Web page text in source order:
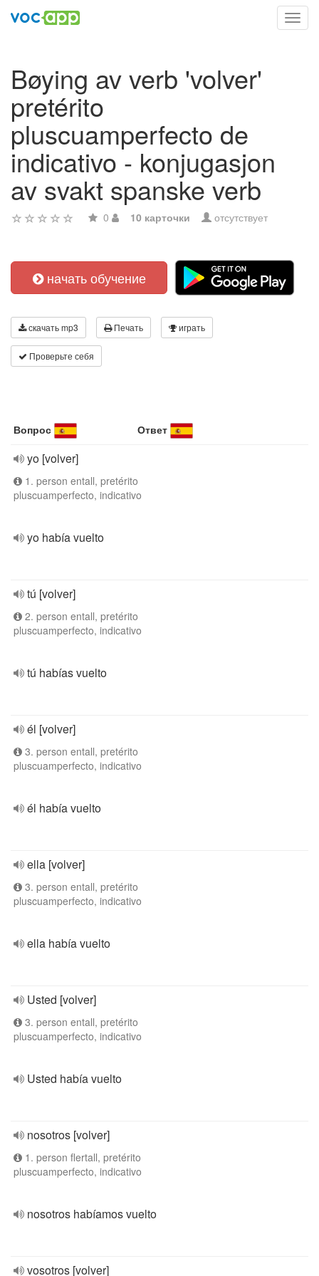
Bøying av verb 'volver'
pretérito
pluscuamperfecto de
indicativo - konjugasjon
av svakt spanske verb
0 10 карточки отсутствует
начать обучение
скачать mp3 Печать играть
Проверьте себя
Вопрос Ответ
yo [volver]
1. person entall, pretérito
pluscuamperfecto, indicativo
yo había vuelto
tú [volver]
2. person entall, pretérito
pluscuamperfecto, indicativo
tú habías vuelto
él [volver]
3. person entall, pretérito
pluscuamperfecto, indicativo
él había vuelto
ella [volver]
3. person entall, pretérito
pluscuamperfecto, indicativo
ella había vuelto
Usted [volver]
3. person entall, pretérito
pluscuamperfecto, indicativo
Usted había vuelto
nosotros [volver]
1. person flertall, pretérito
pluscuamperfecto, indicativo
nosotros habíamos vuelto
vosotros [volver]